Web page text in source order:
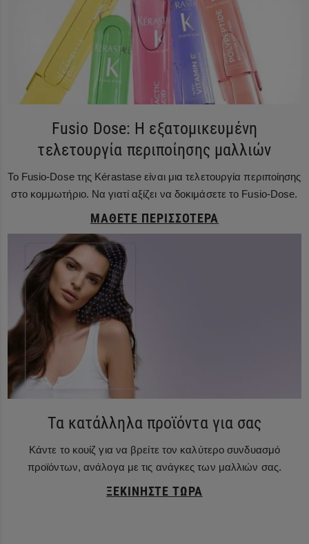
Fusio Dose: Η εξατομικευμένη
τελετουργία περιποίησης μαλλιών
Το Fusio-Dose της Kérastase είναι μια τελετουργία περιποίησης
στο κομμωτήριο. Να γιατί αξίζει να δοκιμάσετε το Fusio-Dose.
ΜΆΘΕΤΕ ΠΕΡΙΣΣΌΤΕΡΑ
Τα κατάλληλα προϊόντα για σας
Κάντε το κουίζ για να βρείτε τον καλύτερο συνδυασμό
προϊόντων, ανάλογα με τις ανάγκες των μαλλιών σας.
ΞΕΚΙΝΉΣΤΕ ΤΏΡΑ